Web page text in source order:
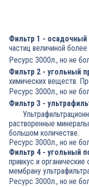
Фильтр 1 -
частиц величиной
Ресурс 3000л., но не
Фильтр 2 - угольный
химических веществ.
Ресурс 3000л., но не
Фильтр 3 -
растворенные
большом количестве.
Ресурс 3000л., но не
Фильтр 4 - угольный
привкус и
мембрану
Ресурс 3000л., но не